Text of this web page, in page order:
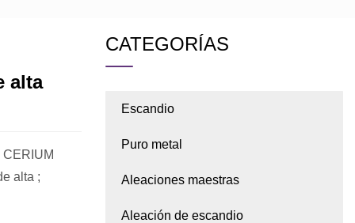
alta
alta ;
CATEGORÍAS
Escandio
Puro metal
Aleaciones maestras
Aleación de escandio